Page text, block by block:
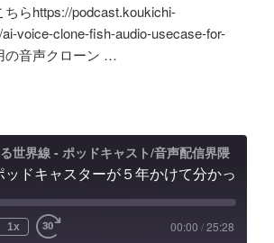
Apple Podcasts
ちらhttps://podcast.koukichi-
voice-clone-fish-audio-usecase-for-
の音声クローン …
世界線 - ポッドキャスト/音声配信界隈
1x 00:00 /25:28